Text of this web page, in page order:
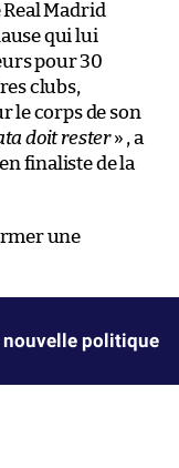
Madrid
qui lui
pour 30
clubs,
le corps de son
doit rester» , a
finaliste de la
une
nouvelle politique